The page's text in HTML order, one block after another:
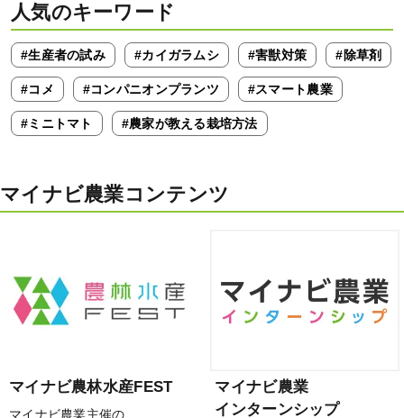
人気のキーワード
#生産者の試み #カイガラムシ #害獣対策 #除草剤
#コメ #コンパニオンプランツ #スマート農業
#ミニトマト #農家が教える栽培方法
マイナビ農業コンテンツ
マイナビ農林水産FEST
マイナビ農業主催の
マイナビ農業
インターンシップ